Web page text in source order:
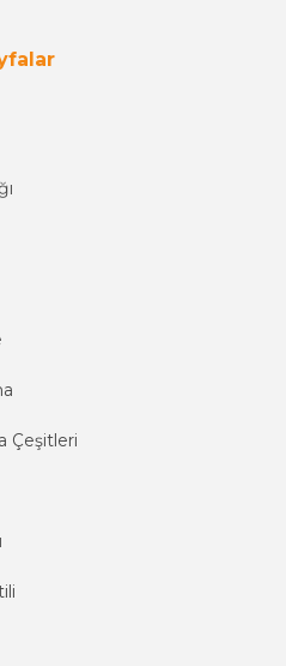
Çeşitleri